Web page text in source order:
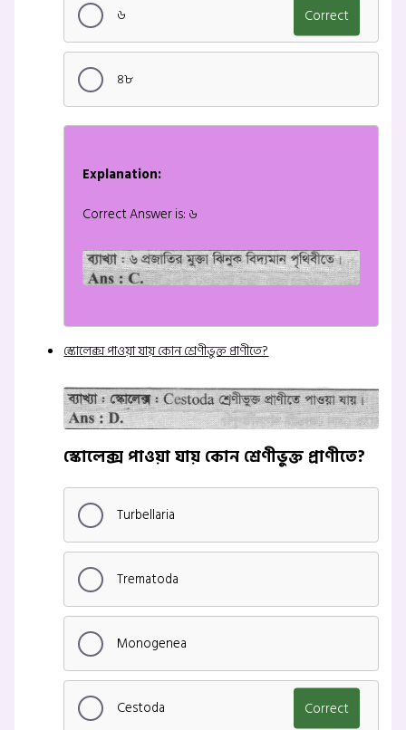
৬ Correct
৪৮
Explanation:
Correct Answer is: ৬
স্কোলেক্স পাওয়া যায় কোন শ্রেণীভুক্ত প্রাণীতে?
স্কোলেক্স পাওয়া যায় কোন শ্রেণীভুক্ত প্রাণীতে?
Turbellaria
Trematoda
Monogenea
Cestoda Correct